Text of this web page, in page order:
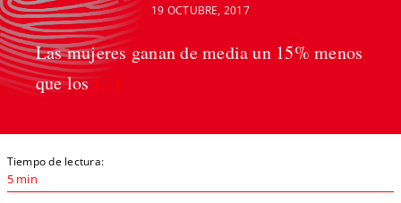
19 OCTUBRE, 2017
Las mujeres ganan de media un 15% menos
que los [...]
Tiempo de lectura:
5 min